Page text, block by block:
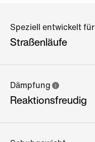
Speziell entwickelt für
Straßenläufe
Dämpfung
Reaktionsfreudig